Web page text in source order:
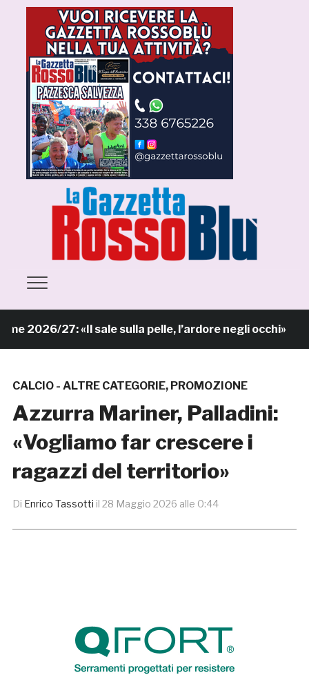
2026/27: «Il sale sulla pelle, l’ardore negli occhi»
CALCIO - ALTRE CATEGORIE, PROMOZIONE
Azzurra Mariner, Palladini:
«Vogliamo far crescere i
ragazzi del territorio»
Di Enrico Tassotti il 28 Maggio 2026 alle 0:44